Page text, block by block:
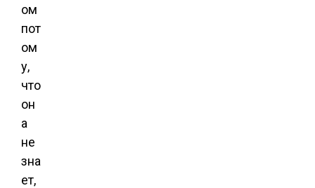
ом
пот
ом
у,
что
он
а
не
зна
ет,